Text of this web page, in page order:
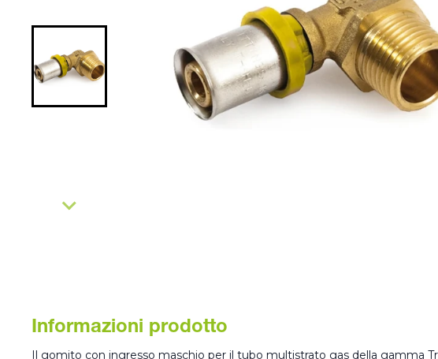
Informazioni prodotto
Il gomito con ingresso maschio per il tubo multistrato gas della gamma